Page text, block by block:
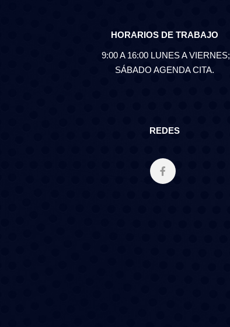
HORARIOS DE TRABAJO
9:00 A 16:00 LUNES A VIERNES;
SÁBADO AGENDA CITA.
REDES